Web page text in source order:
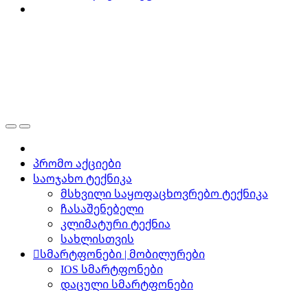
პრომო აქციები
საოჯახო ტექნიკა
მსხვილი საყოფაცხოვრებო ტექნიკა
ჩასაშენებელი
კლიმატური ტექნია
სახლისთვის
სმარტფონები | მობილურები
IOS სმარტფონები
დაცული სმარტფონები